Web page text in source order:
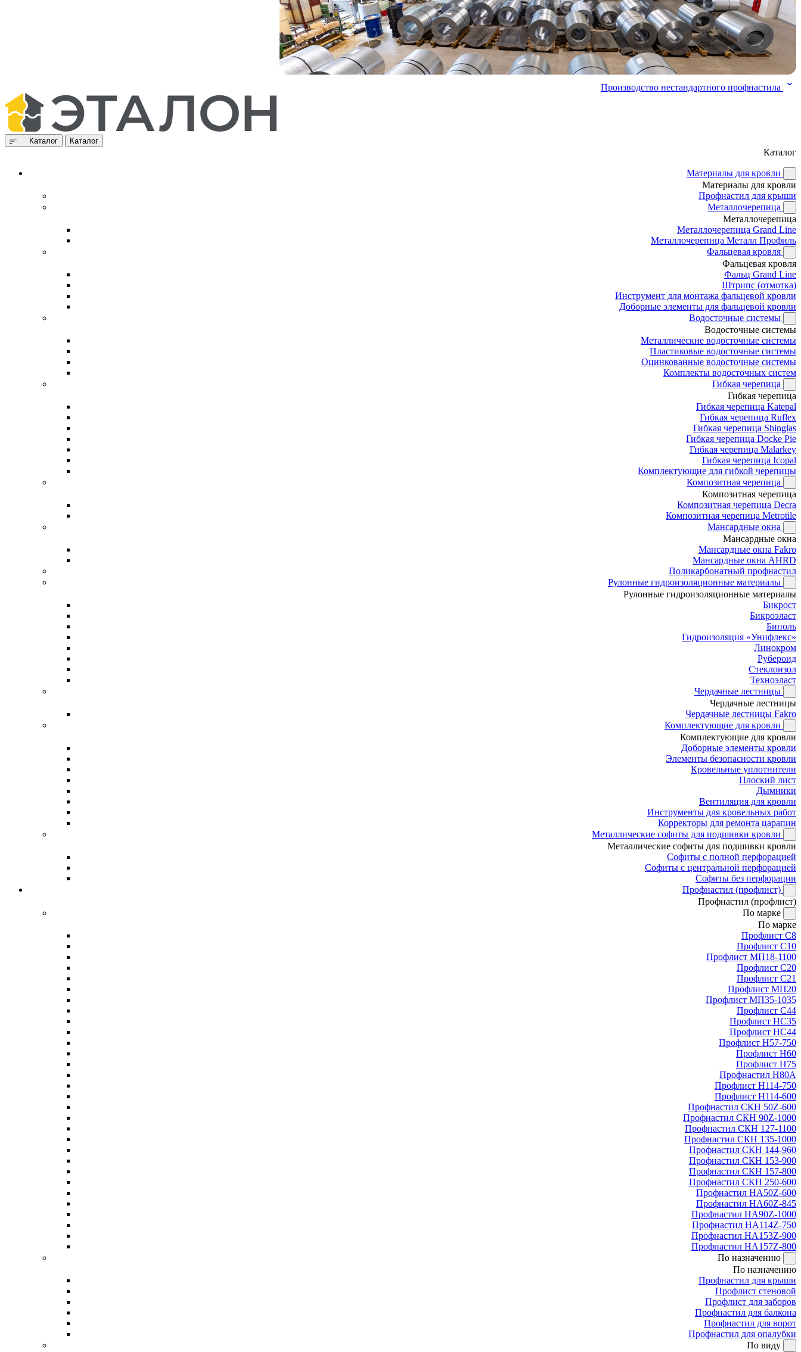
Производство нестандартного профнастила
Каталог Каталог
Каталог
Материалы для кровли
Материалы для кровли
Профнастил для крыши
Металлочерепица
Металлочерепица
Металлочерепица Grand Line
Металлочерепица Металл Профиль
Фальцевая кровля
Фальцевая кровля
Фальц Grand Line
Штрипс (отмотка)
Инструмент для монтажа фальцевой кровли
Доборные элементы для фальцевой кровли
Водосточные системы
Водосточные системы
Металлические водосточные системы
Пластиковые водосточные системы
Оцинкованные водосточные системы
Комплекты водосточных систем
Гибкая черепица
Гибкая черепица
Гибкая черепица Katepal
Гибкая черепица Ruflex
Гибкая черепица Shinglas
Гибкая черепица Docke Pie
Гибкая черепица Malarkey
Гибкая черепица Icopal
Комплектующие для гибкой черепицы
Композитная черепица
Композитная черепица
Композитная черепица Decra
Композитная черепица Metrotile
Мансардные окна
Мансардные окна
Мансардные окна Fakro
Мансардные окна AHRD
Поликарбонатный профнастил
Рулонные гидроизоляционные материалы
Рулонные гидроизоляционные материалы
Бикрост
Бикроэласт
Биполь
Гидроизоляция «Унифлекс»
Линокром
Рубероид
Стеклоизол
Техноэласт
Чердачные лестницы
Чердачные лестницы
Чердачные лестницы Fakro
Комплектующие для кровли
Комплектующие для кровли
Доборные элементы кровли
Элементы безопасности кровли
Кровельные уплотнители
Плоский лист
Дымники
Вентиляция для кровли
Инструменты для кровельных работ
Корректоры для ремонта царапин
Металлические софиты для подшивки кровли
Металлические софиты для подшивки кровли
Софиты с полной перфорацией
Софиты с центральной перфорацией
Софиты без перфорации
Профнастил (профлист)
Профнастил (профлист)
По марке
По марке
Профлист С8
Профлист С10
Профлист МП18-1100
Профлист С20
Профлист С21
Профлист МП20
Профлист МП35-1035
Профлист С44
Профлист НС35
Профлист НС44
Профлист Н57-750
Профлист Н60
Профлист Н75
Профнастил Н80А
Профлист Н114-750
Профлист Н114-600
Профнастил СКН 50Z-600
Профнастил СКН 90Z-1000
Профнастил СКН 127-1100
Профнастил СКН 135-1000
Профнастил СКН 144-960
Профнастил СКН 153-900
Профнастил СКН 157-800
Профнастил СКН 250-600
Профнастил НА50Z-600
Профнастил НА60Z-845
Профнастил НА90Z-1000
Профнастил НА114Z-750
Профнастил НА153Z-900
Профнастил НА157Z-800
По назначению
По назначению
Профнастил для крыши
Профлист стеновой
Профлист для заборов
Профнастил для балкона
Профнастил для ворот
Профнастил для опалубки
По виду